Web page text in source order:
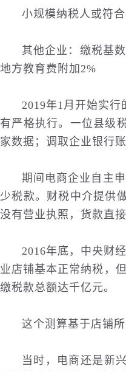
小规模纳税人或符
其他企业：缴税基
地方教育费附加2%
2019年1月开始实
有严格执行。一位县级
家数据；调取企业银行
期间电商企业自主
少税款。财税中介提供
没有营业执照，货款直
2016年底，中央财经
业店铺基本正常纳税，
缴税款总额达千亿元。
这个测算基于店铺
当时，电商还是新